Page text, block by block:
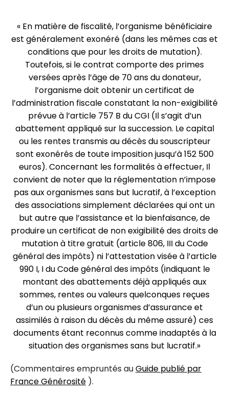
« En matière de fiscalité, l’organisme bénéficiaire
est généralement exonéré (dans les mêmes cas et
conditions que pour les droits de mutation).
Toutefois, si le contrat comporte des primes
versées après l’âge de 70 ans du donateur,
l’organisme doit obtenir un certificat de
l’administration fiscale constatant la non-exigibilité
prévue à l’article 757 B du CGI (Il s’agit d’un
abattement appliqué sur la succession. Le capital
ou les rentes transmis au décès du souscripteur
sont exonérés de toute imposition jusqu’à 152 500
euros). Concernant les formalités à effectuer, Il
convient de noter que la réglementation n’impose
pas aux organismes sans but lucratif, à l’exception
des associations simplement déclarées qui ont un
but autre que l’assistance et la bienfaisance, de
produire un certificat de non exigibilité des droits de
mutation à titre gratuit (article 806, III du Code
général des impôts) ni l’attestation visée à l’article
990 I, I du Code général des impôts (indiquant le
montant des abattements déjà appliqués aux
sommes, rentes ou valeurs quelconques reçues
d’un ou plusieurs organismes d’assurance et
assimilés à raison du décès du même assuré) ces
documents étant reconnus comme inadaptés à la
situation des organismes sans but lucratif.»
(Commentaires empruntés auGuide publié par
France Générosité ).